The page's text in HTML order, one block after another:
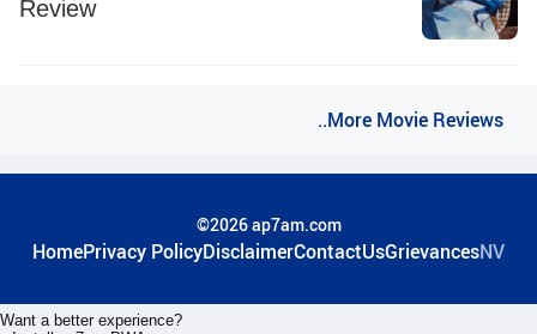
..More Movie Reviews
©2026 ap7am.com
HomePrivacy PolicyDisclaimerContactUsGrievancesNV
Want a better experience?